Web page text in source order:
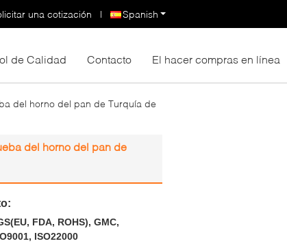
Spanish
una cotización |
de Calidad Contacto El hacer compras en línea
del horno del pan de Turquía de
del horno del pan de
FDA, ROHS), GMC,
ISO22000